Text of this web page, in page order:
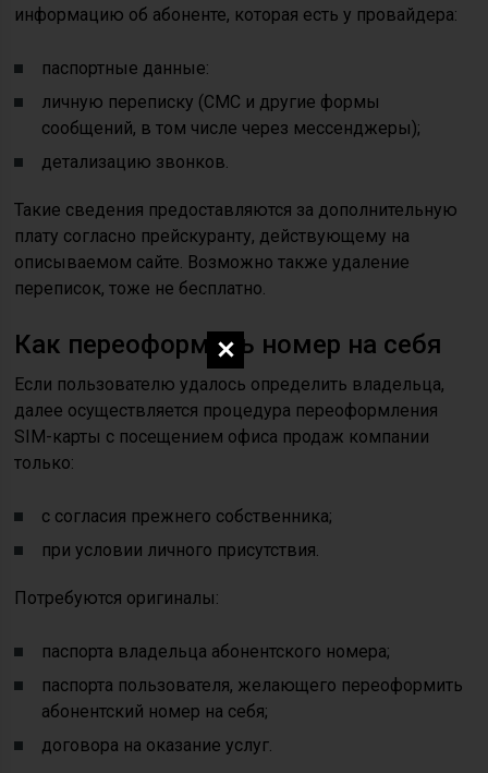
информацию об абоненте, которая есть у провайдера:
паспортные данные:
личную переписку (СМС и другие формы
сообщений, в том числе через мессенджеры);
детализацию звонков.
Такие сведения предоставляются за дополнительную
плату согласно прейскуранту, действующему на
описываемом сайте. Возможно также удаление
переписок, тоже не бесплатно.
Как переоформить номер на себя
Если пользователю удалось определить владельца,
далее осуществляется процедура переоформления
SIM-карты с посещением офиса продаж компании
только:
с согласия прежнего собственника;
при условии личного присутствия.
Потребуются оригиналы:
паспорта владельца абонентского номера;
паспорта пользователя, желающего переоформить
абонентский номер на себя;
договора на оказание услуг.